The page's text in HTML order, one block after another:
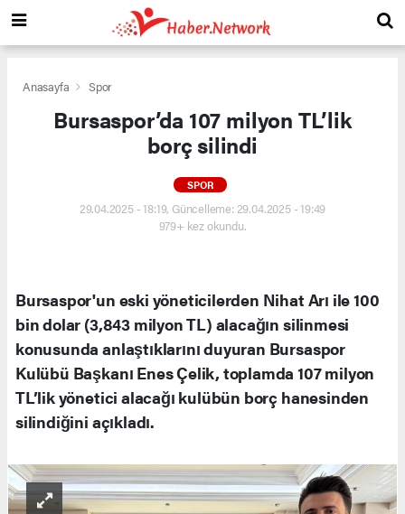
Anasayfa Spor
Bursaspor’da 107 milyon TL’lik
borç silindi
SPOR
29.04.2025 - 18:19, Güncelleme: 29.04.2025 - 19:49
979+ kez okundu.
Bursaspor'un eski yöneticilerden Nihat Arı ile 100
bin dolar (3,843 milyon TL) alacağın silinmesi
konusunda anlaştıklarını duyuran Bursaspor
Kulübü Başkanı Enes Çelik, toplamda 107 milyon
TL’lik yönetici alacağı kulübün borç hanesinden
silindiğini açıkladı.